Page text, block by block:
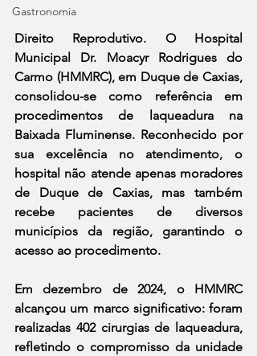
Gastronomia
Direito Reprodutivo. O Hospital
Municipal Dr. Moacyr Rodrigues do
Carmo (HMMRC), em Duque de Caxias,
consolidou-se como referência em
procedimentos de laqueadura na
Baixada Fluminense. Reconhecido por
sua excelência no atendimento, o
hospital não atende apenas moradores
de Duque de Caxias, mas também
recebe pacientes de diversos
municípios da região, garantindo o
acesso ao procedimento.
Em dezembro de 2024, o HMMRC
alcançou um marco significativo: foram
realizadas 402 cirurgias de laqueadura,
refletindo o compromisso da unidade